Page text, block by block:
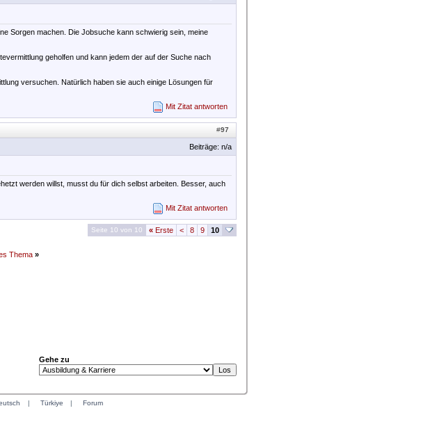
Sorgen machen. Die Jobsuche kann schwierig sein, meine
geholfen und kann jedem der auf der Suche nach
versuchen. Natürlich haben sie auch einige Lösungen für
Mit Zitat antworten
#97
Beiträge: n/a
werden willst, musst du für dich selbst arbeiten. Besser, auch
Mit Zitat antworten
Seite 10 von 10 « Erste < 8 9 10
Thema »
Gehe zu
| Türkiye | Forum